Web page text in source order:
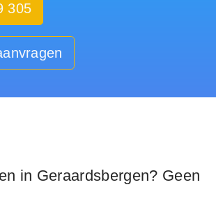
305
in Geraardsbergen? Geen